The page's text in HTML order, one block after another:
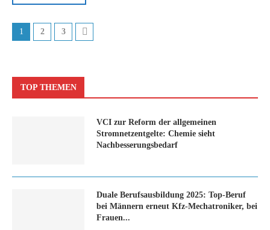
1 2 3
TOP THEMEN
VCI zur Reform der allgemeinen
Stromnetzentgelte: Chemie sieht
Nachbesserungsbedarf
Duale Berufsausbildung 2025: Top-Beruf
bei Männern erneut Kfz-Mechatroniker, bei
Frauen...